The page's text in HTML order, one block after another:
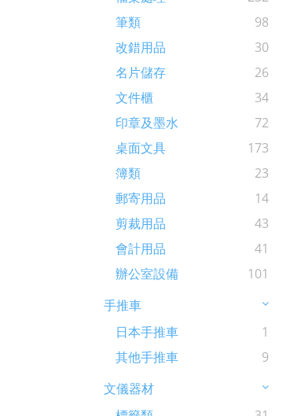
筆類
98
改錯用品
30
名片儲存
26
文件櫃
34
印章及墨水
72
桌面文具
173
簿類
23
郵寄用品
14
剪裁用品
43
會計用品
41
辦公室設備
101
手推車
日本手推車
1
其他手推車
9
文儀器材